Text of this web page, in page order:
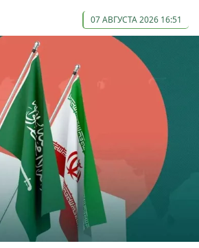
07 АВГУСТА 2026 16:51